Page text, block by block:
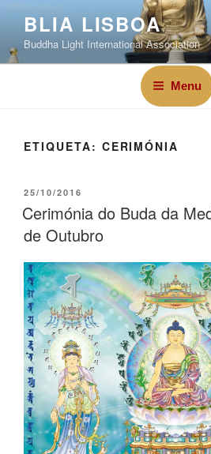
BLIA LISBOA
Buddha Light International Association
Menu
ETIQUETA: CERIMÓNIA
25/10/2016
Cerimónia do Buda da
de Outubro